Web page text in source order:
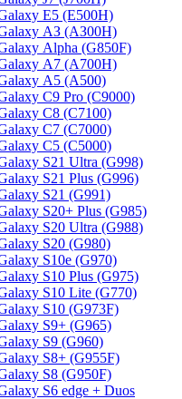
E5 (E500H)
AЗ (AЗ00H)
Alpha (G850F)
A7 (A700H)
A5 (A500)
С9 Pro (C9000)
С8 (C7100)
С7 (C7000)
С5 (C5000)
S21 Ultra (G998)
S21 Plus (G996)
S21 (G991)
S20+ Plus (G985)
S20 Ultra (G988)
S20 (G980)
S10e (G970)
S10 Plus (G975)
S10 Lite (G770)
S10 (G973F)
S9+ (G965)
S9 (G960)
S8+ (G955F)
S8 (G950F)
S6 edge + Duos